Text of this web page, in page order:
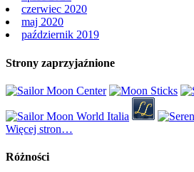
czerwiec 2020
maj 2020
październik 2019
Strony zaprzyjaźnione
Więcej stron…
Różności